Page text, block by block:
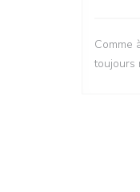
Comme
toujours